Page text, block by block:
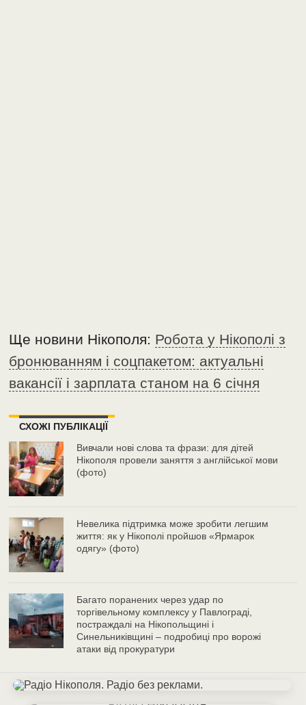
Ще новини Нікополя: Робота у Нікополі з
бронюванням і соцпакетом: актуальні
вакансії і зарплата станом на 6 січня
СХОЖІ ПУБЛІКАЦІЇ
Вивчали нові слова та фрази: для дітей
Нікополя провели заняття з англійської мови
(фото)
Невелика підтримка може зробити легшим
життя: як у Нікополі пройшов «Ярмарок
одягу» (фото)
Багато поранених через удар по
торгівельному комплексу у Павлограді,
постраждалі на Нікопольщині і
Синельниківщині – подробиці про ворожі
атаки від прокуратури